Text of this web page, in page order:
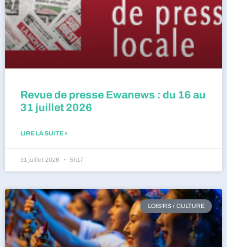
Revue de presse Ewanews : du 16 au
31 juillet 2026
LIRE LA SUITE »
31 juillet 2026 5h17
LOISIRS / CULTURE